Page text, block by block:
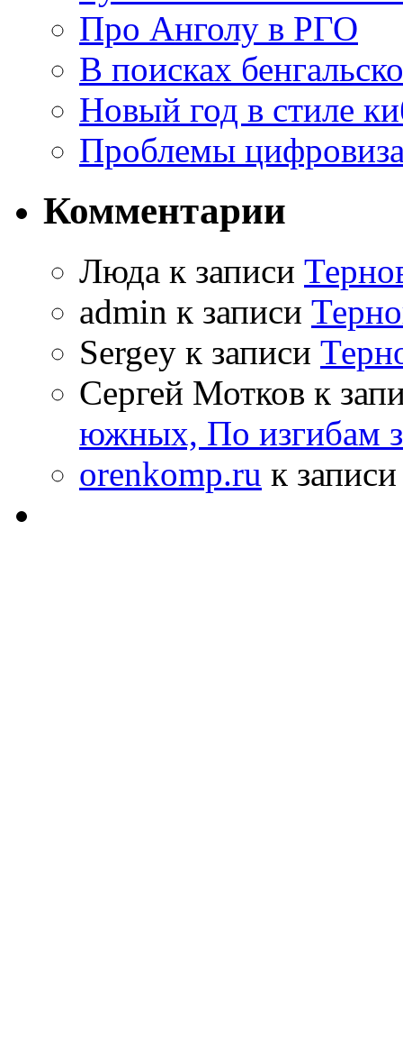
Про Анголу в РГО
В поисках
Новый год в стиле
Проблемы
Комментарии
Люда к записи
admin к записи
Sergey к записи
Сергей Мотков к
южных, По изгибам
orenkomp.ru к